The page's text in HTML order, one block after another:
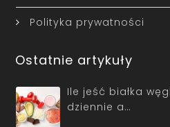
Polityka prywatności
Ostatnie artykuły
Ile jeść białka
dziennie a…